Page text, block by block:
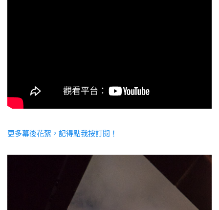
更多幕後花絮，記得點我按訂閱！